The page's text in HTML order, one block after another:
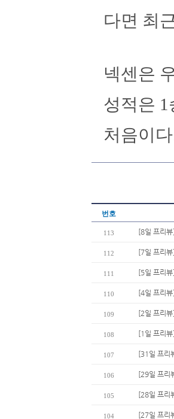
다면 최
넥센은
성적은 1
처음이
번호
113 [8일 프리
112 [7일 프리
111 [5일 프리
110 [4일 프리
109 [2일 프리
108 [1일 프리
107 [31일 프리
106 [29일 프리
105 [28일 프리
104 [27일 프리